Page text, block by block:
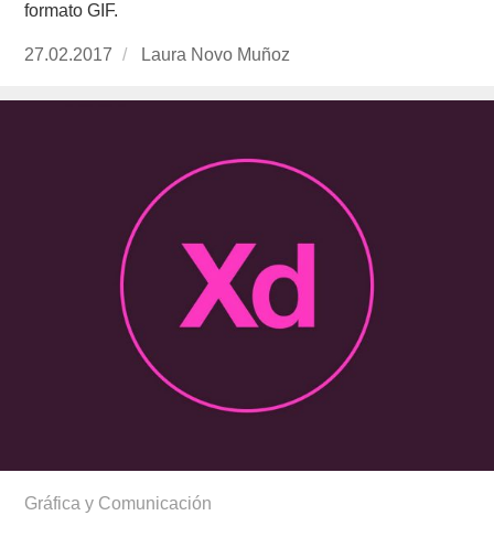
formato GIF.
Publicado
27.02.2017
https://www.experimenta.es/author/laura-
Laura Novo Muñoz
Gráfica y Comunicación